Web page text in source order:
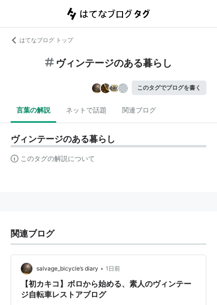
はてなブログ トップ
ヴィンテージのある暮らし
このタグでブログを書く
言葉の解説 ネットで話題 関連ブログ
ヴィンテージのある暮らし
このタグの解説について
関連ブログ
salvage_bicycle’s diary • 1日前
【初カキコ】ボロから始める、素人のヴィンテー
ジ自転車レストアブログ